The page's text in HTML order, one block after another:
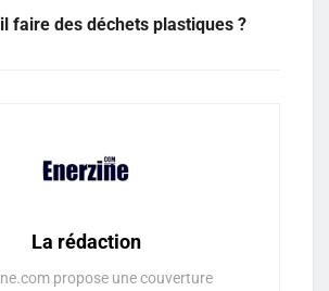
faire des déchets plastiques ?
La rédaction
propose une couverture